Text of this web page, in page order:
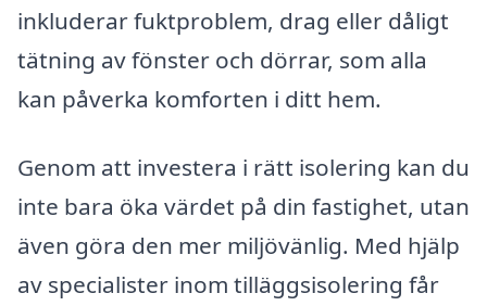
inkluderar fuktproblem, drag eller dåligt
tätning av fönster och dörrar, som alla
kan påverka komforten i ditt hem.
Genom att investera i rätt isolering kan du
inte bara öka värdet på din fastighet, utan
även göra den mer miljövänlig. Med hjälp
av specialister inom tilläggsisolering får